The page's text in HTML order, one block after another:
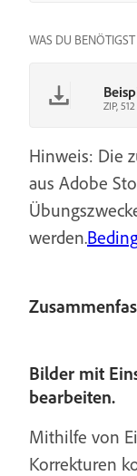
WAS DU BENÖTIGST
ZIP,
Hinweis: Die
aus Adobe
werden.
Bilder mit
bearbeiten.
Mithilfe von
Korrekturen